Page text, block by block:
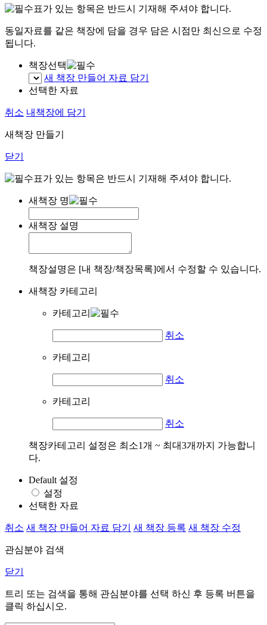
표가 있는 항목은 반드시 기재해 주셔야 합니다.
동일자료를 같은 책장에 담을 경우 담은 시점만 최신으로 수정
됩니다.
책장선택
새 책장 만들어 자료 담기
선택한 자료
취소 내책장에 담기
새책장 만들기
닫기
표가 있는 항목은 반드시 기재해 주셔야 합니다.
새책장 명
새책장 설명
책장설명은 [내 책장/책장목록]에서 수정할 수 있습니다.
새책장 카테고리
카테고리
취소
카테고리
취소
카테고리
취소
책장카테고리 설정은 최소1개 ~ 최대3개까지 가능합니
다.
Default 설정
설정
선택한 자료
취소 새 책장 만들어 자료 담기 새 책장 등록 새 책장 수정
관심분야 검색
닫기
트리 또는 검색을 통해 관심분야를 선택 하신 후 등록 버튼을
클릭 하십시오.